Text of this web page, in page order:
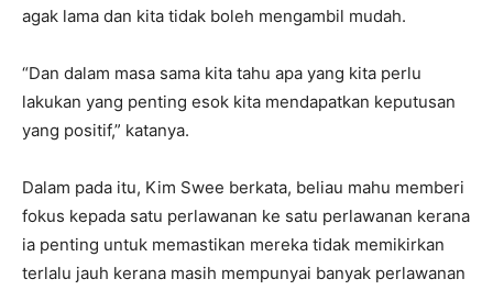
agak lama dan kita tidak boleh mengambil mudah.
“Dan dalam masa sama kita tahu apa yang kita perlu
lakukan yang penting esok kita mendapatkan keputusan
yang positif,” katanya.
Dalam pada itu, Kim Swee berkata, beliau mahu memberi
fokus kepada satu perlawanan ke satu perlawanan kerana
ia penting untuk memastikan mereka tidak memikirkan
terlalu jauh kerana masih mempunyai banyak perlawanan